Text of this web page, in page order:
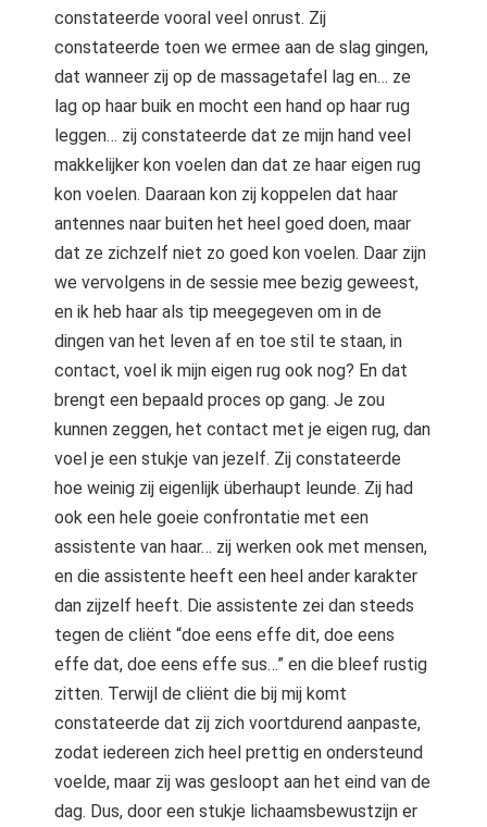
constateerde vooral veel onrust. Zij
constateerde toen we ermee aan de slag gingen,
dat wanneer zij op de massagetafel lag en… ze
lag op haar buik en mocht een hand op haar rug
leggen… zij constateerde dat ze mijn hand veel
makkelijker kon voelen dan dat ze haar eigen rug
kon voelen. Daaraan kon zij koppelen dat haar
antennes naar buiten het heel goed doen, maar
dat ze zichzelf niet zo goed kon voelen. Daar zijn
we vervolgens in de sessie mee bezig geweest,
en ik heb haar als tip meegegeven om in de
dingen van het leven af en toe stil te staan, in
contact, voel ik mijn eigen rug ook nog? En dat
brengt een bepaald proces op gang. Je zou
kunnen zeggen, het contact met je eigen rug, dan
voel je een stukje van jezelf. Zij constateerde
hoe weinig zij eigenlijk überhaupt leunde. Zij had
ook een hele goeie confrontatie met een
assistente van haar… zij werken ook met mensen,
en die assistente heeft een heel ander karakter
dan zijzelf heeft. Die assistente zei dan steeds
tegen de cliënt “doe eens effe dit, doe eens
effe dat, doe eens effe sus…” en die bleef rustig
zitten. Terwijl de cliënt die bij mij komt
constateerde dat zij zich voortdurend aanpaste,
zodat iedereen zich heel prettig en ondersteund
voelde, maar zij was gesloopt aan het eind van de
dag. Dus, door een stukje lichaamsbewustzijn er